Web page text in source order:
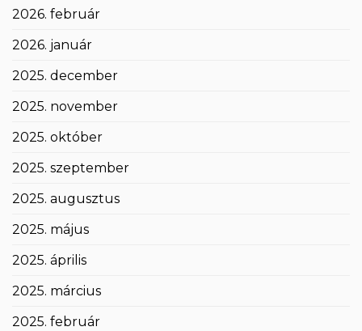
2026. február
2026. január
2025. december
2025. november
2025. október
2025. szeptember
2025. augusztus
2025. május
2025. április
2025. március
2025. február